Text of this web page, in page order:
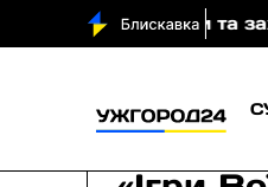
поведінки та захисту